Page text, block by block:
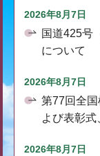
2026年8月7日
国道425号
について
2026年8月7日
第77回全
よび表彰
2026年8月7日